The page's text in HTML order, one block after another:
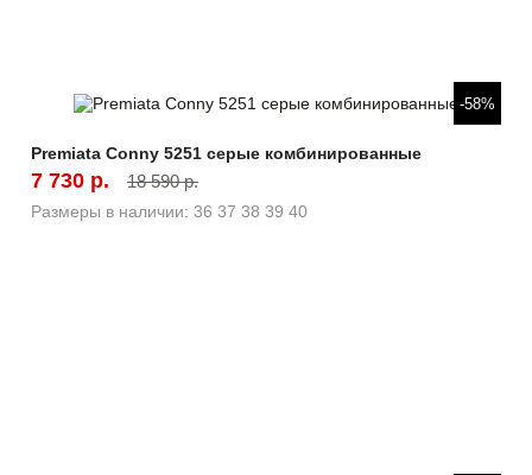
Быстрый просмотр -58%
Premiata Conny 5251 серые комбинированные
7 730 р. 18 590 р.
Размеры в наличии: 36 37 38 39 40